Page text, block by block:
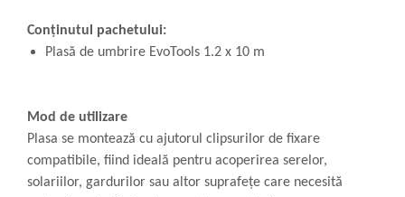
Conținutul pachetului:
Plasă de umbrire EvoTools 1.2 x 10 m
Mod de utilizare
Plasa se montează cu ajutorul clipsurilor de fixare
compatibile, fiind ideală pentru acoperirea serelor,
solariilor, gardurilor sau altor suprafețe care necesită